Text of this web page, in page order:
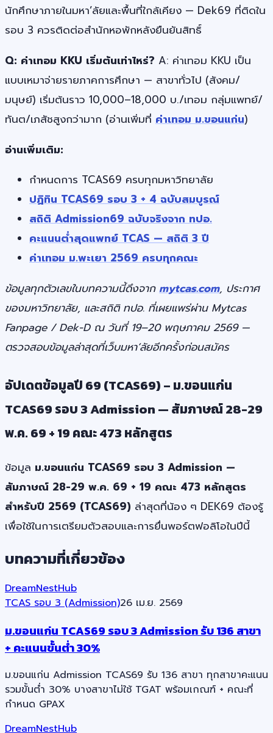
นักศึกษาภายในมหา’ลัยและพื้นที่ใกล้เคียง — Dek69 ที่ติดใน
รอบ 3 ควรติดต่อสำนักหอพักหลังยืนยันสิทธิ์
Q: ค่าเทอม KKU เริ่มต้นเท่าไหร่? A: ค่าเทอม KKU เป็น
แบบเหมาจ่ายรายภาคการศึกษา — สาขาทั่วไป (สังคม/
มนุษย์) เริ่มต้นราว 10,000–18,000 บ./เทอม กลุ่มแพทย์/
ทันต/เภสัชสูงกว่ามาก (อ่านเพิ่มที่ ค่าเทอม ม.ขอนแก่น)
อ่านเพิ่มเติม:
กำหนดการ TCAS69 ครบทุกมหาวิทยาลัย
ปฏิทิน TCAS69 รอบ 3 + 4 ฉบับสมบูรณ์
สถิติ Admission69 ฉบับจริงจาก ทปอ.
คะแนนต่ำสุดแพทย์ TCAS — สถิติ 3 ปี
ค่าเทอม ม.พะเยา 2569 ครบทุกคณะ
ข้อมูลทุกตัวเลขในบทความนี้ดึงจาก mytcas.com, ประกาศ
ของมหาวิทยาลัย, และสถิติ ทปอ. ที่เผยแพร่ผ่าน Mytcas
Fanpage / Dek-D ณ วันที่ 19–20 พฤษภาคม 2569 —
ตรวจสอบข้อมูลล่าสุดที่เว็บมหา’ลัยอีกครั้งก่อนสมัคร
อัปเดตข้อมูลปี 69 (TCAS69) – ม.ขอนแก่น
TCAS69 รอบ 3 Admission — สัมภาษณ์ 28-29
พ.ค. 69 + 19 คณะ 473 หลักสูตร
ข้อมูล ม.ขอนแก่น TCAS69 รอบ 3 Admission —
สัมภาษณ์ 28-29 พ.ค. 69 + 19 คณะ 473 หลักสูตร
สำหรับปี 2569 (TCAS69) ล่าสุดที่น้อง ๆ DEK69 ต้องรู้
เพื่อใช้ในการเตรียมตัวสอบและการยื่นพอร์ตฟอลิโอในปีนี้
บทความที่เกี่ยวข้อง
DreamNestHub
TCAS รอบ 3 (Admission)26 เม.ย. 2569
ม.ขอนแก่น TCAS69 รอบ 3 Admission รับ 136 สาขา
+ คะแนนขั้นต่ำ 30%
ม.ขอนแก่น Admission TCAS69 รับ 136 สาขา ทุกสาขาคะแนน
รวมขั้นต่ำ 30% บางสาขาไม่ใช้ TGAT พร้อมเกณฑ์ + คณะที่
กำหนด GPAX
DreamNestHub